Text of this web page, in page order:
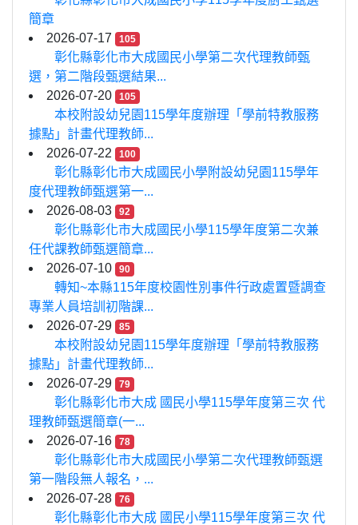
簡章
2026-07-17
105
彰化縣彰化市大成國民小學第二次代理教師甄
選，第二階段甄選結果...
2026-07-20
105
本校附設幼兒園115學年度辦理「學前特教服務
據點」計畫代理教師...
2026-07-22
100
彰化縣彰化市大成國民小學附設幼兒園115學年
度代理教師甄選第一...
2026-08-03
92
彰化縣彰化市大成國民小學115學年度第二次兼
任代課教師甄選簡章...
2026-07-10
90
轉知~本縣115年度校園性別事件行政處置暨調查
專業人員培訓初階課...
2026-07-29
85
本校附設幼兒園115學年度辦理「學前特教服務
據點」計畫代理教師...
2026-07-29
79
彰化縣彰化市大成 國民小學115學年度第三次 代
理教師甄選簡章(一...
2026-07-16
78
彰化縣彰化市大成國民小學第二次代理教師甄選
第一階段無人報名，...
2026-07-28
76
彰化縣彰化市大成 國民小學115學年度第三次 代